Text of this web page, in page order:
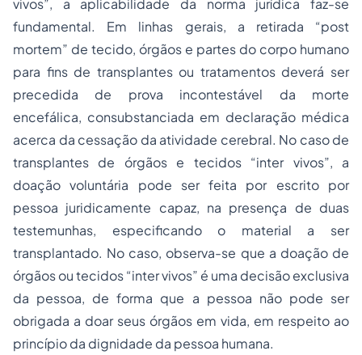
vivos”, a aplicabilidade da norma jurídica faz-se
fundamental. Em linhas gerais, a retirada “post
mortem” de tecido, órgãos e partes do corpo humano
para fins de transplantes ou tratamentos deverá ser
precedida de prova incontestável da morte
encefálica, consubstanciada em declaração médica
acerca da cessação da atividade cerebral. No caso de
transplantes de órgãos e tecidos “inter vivos”, a
doação voluntária pode ser feita por escrito por
pessoa juridicamente capaz, na presença de duas
testemunhas, especificando o material a ser
transplantado. No caso, observa-se que a doação de
órgãos ou tecidos “inter vivos” é uma decisão exclusiva
da pessoa, de forma que a pessoa não pode ser
obrigada a doar seus órgãos em vida, em respeito ao
princípio da dignidade da pessoa humana.